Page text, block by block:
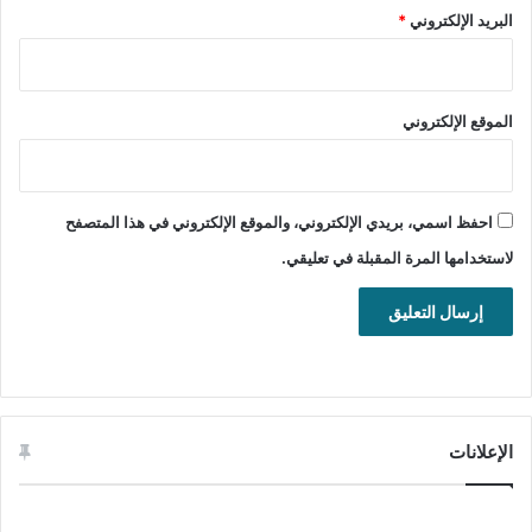
تنشيط برنامج pdfFactory Pro لإنشاء وتحويل الملفات الى صيغ بي
البريد الإلكتروني*
الموقع الإلكتروني
احفظ اسمي، بريدي الإلكتروني، والموقع الإلكتروني في هذا المتصفح
لاستخدامها المرة المقبلة في تعليقي.
الإعلانات